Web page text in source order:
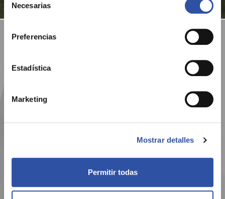
consentimiento
Necesarias
Preferencias
Estadística
Marketing
Mostrar detalles
Permitir todas